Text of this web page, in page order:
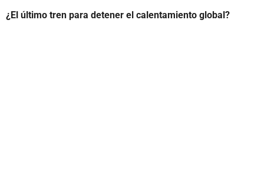
¿El último tren para detener el calentamiento global?